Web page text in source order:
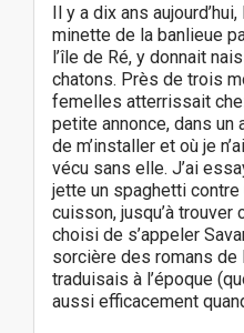
Il y a dix ans
minette de la banlieue
l’île de Ré, y donnait
chatons. Près de trois
femelles atterrissait
petite annonce, dans un
de m’installer et où je
vécu sans elle. J’ai
jette un spaghetti
cuisson, jusqu’à
choisi de s’appeler
sorcière des romans de
traduisais à l’époque
aussi efficacement